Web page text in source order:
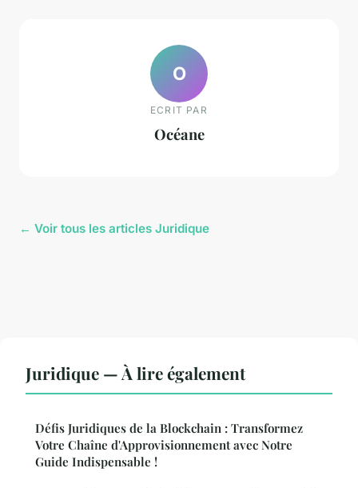
O
ECRIT PAR
Océane
← Voir tous les articles Juridique
Juridique — À lire également
Défis Juridiques de la Blockchain : Transformez
Votre Chaîne d'Approvisionnement avec Notre
Guide Indispensable !